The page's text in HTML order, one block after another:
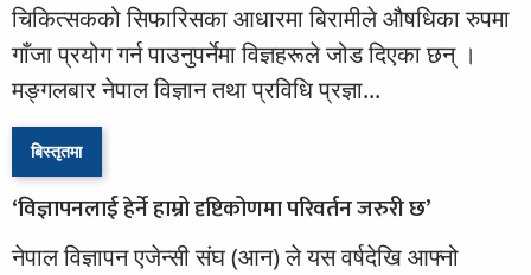
चिकित्सकको सिफारिसका आधारमा बिरामीले औषधिका रुपमा
गाँजा प्रयोग गर्न पाउनुपर्नेमा विज्ञहरूले जोड दिएका छन् ।
मङ्गलबार नेपाल विज्ञान तथा प्रविधि प्रज्ञा...
बिस्तृतमा
‘विज्ञापनलाई हेर्ने हाम्रो दृष्टिकोणमा परिवर्तन जरुरी छ’
नेपाल विज्ञापन एजेन्सी संघ (आन) ले यस वर्षदेखि आफ्नो